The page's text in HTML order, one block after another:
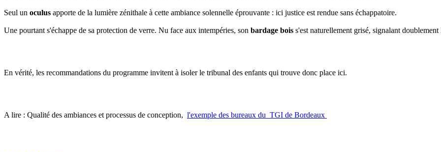
Seul un oculus apporte de la lumière zénithale à cette ambiance solennelle éprouvante : ici justice est rendue sans échappatoire.
Une pourtant s'échappe de sa protection de verre. Nu face aux intempéries, son bardage bois s'est naturellement grisé, signalant doublement
En vérité, les recommandations du programme invitent à isoler le tribunal des enfants qui trouve donc place ici.
A lire : Qualité des ambiances et processus de conception, l'exemple des bureaux du TGI de Bordeaux